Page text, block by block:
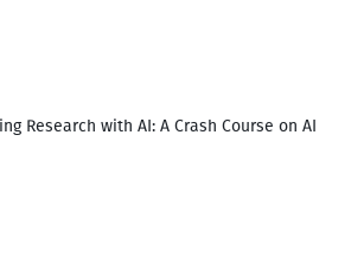
Research with AI: A Crash Course on AI